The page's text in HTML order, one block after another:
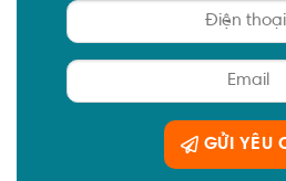
GỬI YÊU